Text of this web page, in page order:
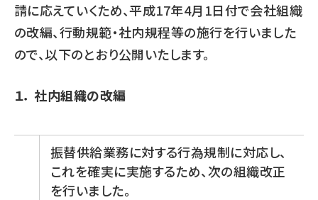
請に応えていくため、平成17年4月1日付で会社組織
の改編、行動規範・社内規程等の施行を行いました
ので、以下のとおり公開いたします。
１． 社内組織の改編
振替供給業務に対する行為規制に対応し、
これを確実に実施するため、次の組織改正
を行いました。